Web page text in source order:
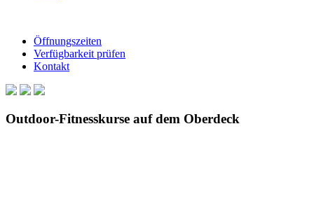
Öffnungszeiten
Verfügbarkeit prüfen
Kontakt
Outdoor-Fitnesskurse auf dem Oberdeck